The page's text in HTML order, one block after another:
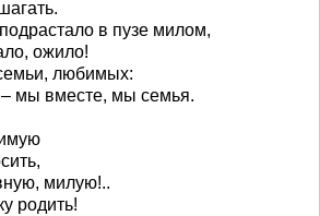
в пузе милом,
ожило!
любимых:
мы вместе, мы семья.
милую!..
родить!